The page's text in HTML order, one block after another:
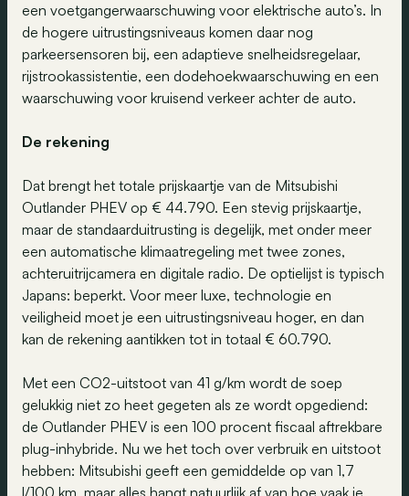
een voetgangerwaarschuwing voor elektrische auto’s. In
de hogere uitrustingsniveaus komen daar nog
parkeersensoren bij, een adaptieve snelheidsregelaar,
rijstrookassistentie, een dodehoekwaarschuwing en een
waarschuwing voor kruisend verkeer achter de auto.
De rekening
Dat brengt het totale prijskaartje van de Mitsubishi
Outlander PHEV op € 44.790. Een stevig prijskaartje,
maar de standaarduitrusting is degelijk, met onder meer
een automatische klimaatregeling met twee zones,
achteruitrijcamera en digitale radio. De optielijst is typisch
Japans: beperkt. Voor meer luxe, technologie en
veiligheid moet je een uitrustingsniveau hoger, en dan
kan de rekening aantikken tot in totaal € 60.790.
Met een CO2-uitstoot van 41 g/km wordt de soep
gelukkig niet zo heet gegeten als ze wordt opgediend:
de Outlander PHEV is een 100 procent fiscaal aftrekbare
plug-inhybride. Nu we het toch over verbruik en uitstoot
hebben: Mitsubishi geeft een gemiddelde op van 1,7
l/100 km, maar alles hangt natuurlijk af van hoe vaak je